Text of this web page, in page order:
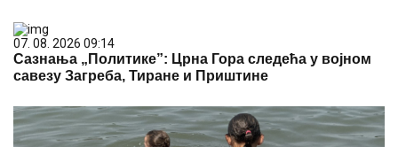
07. 08. 2026 09:14
Сазнања „Политике”: Црна Гора следећа у војном
савезу Загреба, Тиране и Приштине